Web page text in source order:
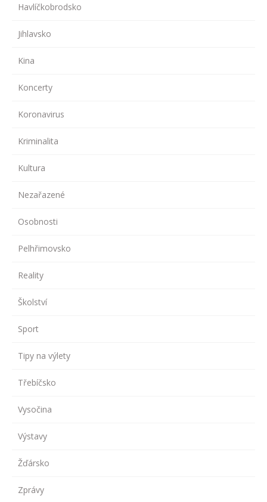
Havlíčkobrodsko
Jihlavsko
Kina
Koncerty
Koronavirus
Kriminalita
Kultura
Nezařazené
Osobnosti
Pelhřimovsko
Reality
Školství
Sport
Tipy na výlety
Třebíčsko
Vysočina
Výstavy
Žďársko
Zprávy